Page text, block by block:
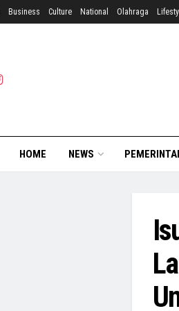
Business Culture National Olahraga
HOME NEWS